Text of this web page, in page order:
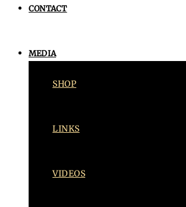
CONTACT
MEDIA
SHOP
LINKS
VIDEOS